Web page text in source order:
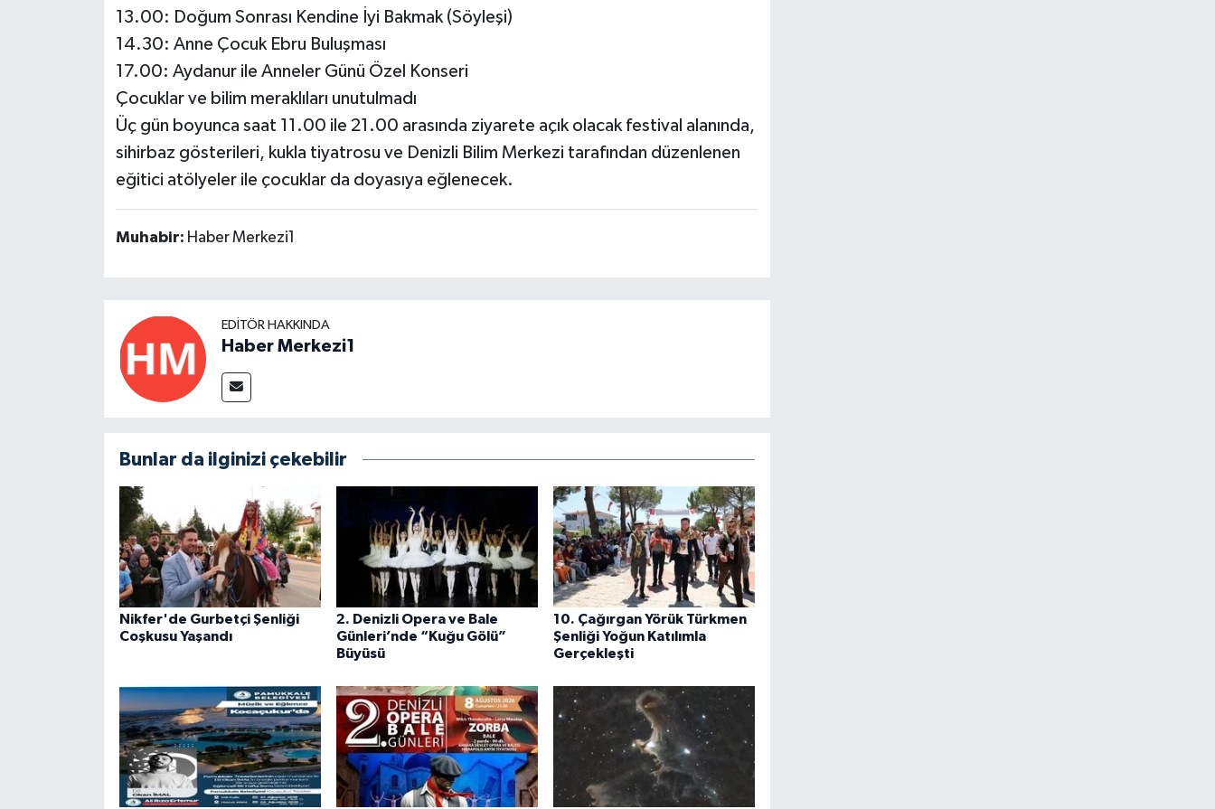
13.00: Doğum Sonrası Kendine İyi Bakmak (Söyleşi)
14.30: Anne Çocuk Ebru Buluşması
17.00: Aydanur ile Anneler Günü Özel Konseri
Çocuklar ve bilim meraklıları unutulmadı
Üç gün boyunca saat 11.00 ile 21.00 arasında ziyarete açık olacak festival alanında,
sihirbaz gösterileri, kukla tiyatrosu ve Denizli Bilim Merkezi tarafından düzenlenen
eğitici atölyeler ile çocuklar da doyasıya eğlenecek.
Muhabir: Haber Merkezi1
EDITÖR HAKKINDA
Haber Merkezi1
Bunlar da ilginizi çekebilir
Nikfer'de Gurbetçi Şenliği
Coşkusu Yaşandı
2. Denizli Opera ve Bale
Günleri’nde “Kuğu Gölü”
Büyüsü
10. Çağırgan Yörük Türkmen
Şenliği Yoğun Katılımla
Gerçekleşti